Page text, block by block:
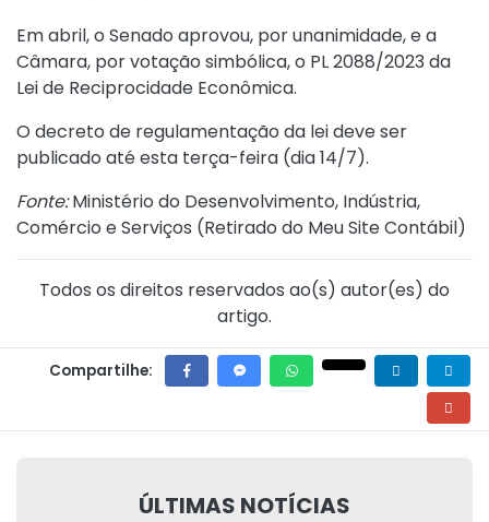
Em abril, o Senado aprovou, por unanimidade, e a
Câmara, por votação simbólica, o PL 2088/2023 da
Lei de Reciprocidade Econômica.
O decreto de regulamentação da lei deve ser
publicado até esta terça-feira (dia 14/7).
Fonte:Ministério do Desenvolvimento, Indústria,
Comércio e Serviços (Retirado do Meu Site Contábil)
Todos os direitos reservados ao(s) autor(es) do
artigo.
Compartilhe:
ÚLTIMAS NOTÍCIAS